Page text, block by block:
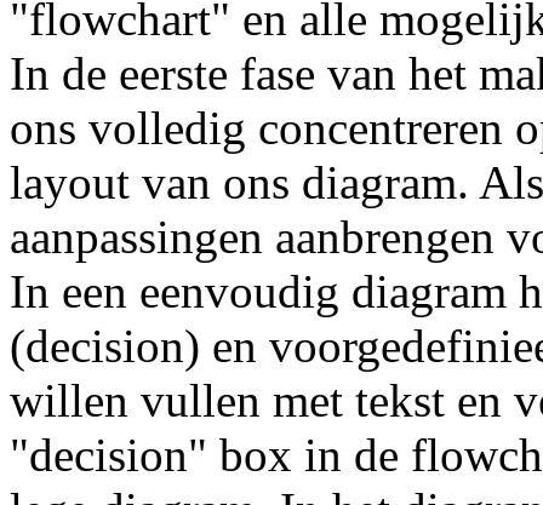
"flowchart" en alle
In de eerste fase van het
ons volledig concentreren
layout van ons diagram.
aanpassingen aanbrengen
In een eenvoudig diagram
(decision) en
willen vullen met tekst en
"decision" box in de